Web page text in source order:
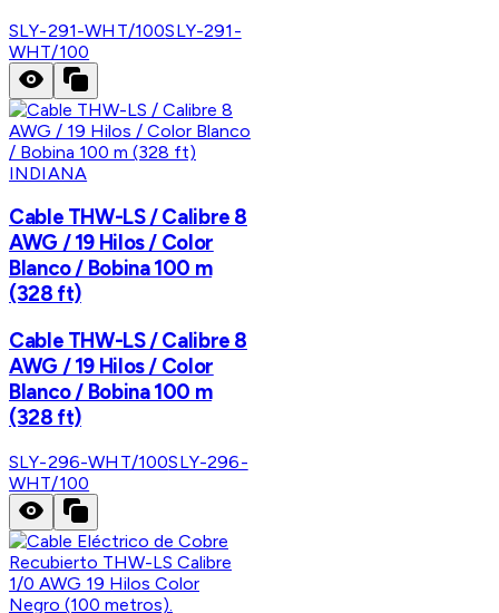
SLY-291-WHT/100SLY-291-
WHT/100
INDIANA
Cable THW-LS / Calibre 8
AWG / 19 Hilos / Color
Blanco / Bobina 100 m
(328 ft)
Cable THW-LS / Calibre 8
AWG / 19 Hilos / Color
Blanco / Bobina 100 m
(328 ft)
SLY-296-WHT/100SLY-296-
WHT/100